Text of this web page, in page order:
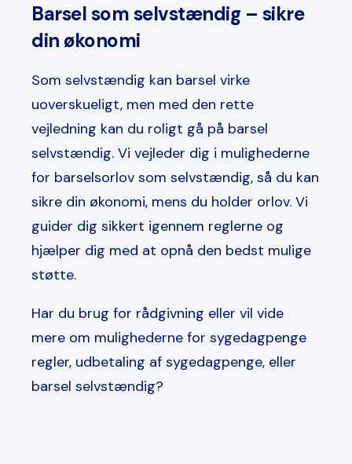
Barsel som selvstændig – sikre
din økonomi
Som selvstændig kan barsel virke
uoverskueligt, men med den rette
vejledning kan du roligt gå på barsel
selvstændig. Vi vejleder dig i mulighederne
for barselsorlov som selvstændig, så du kan
sikre din økonomi, mens du holder orlov. Vi
guider dig sikkert igennem reglerne og
hjælper dig med at opnå den bedst mulige
støtte.
Har du brug for rådgivning eller vil vide
mere om mulighederne for sygedagpenge
regler, udbetaling af sygedagpenge, eller
barsel selvstændig?